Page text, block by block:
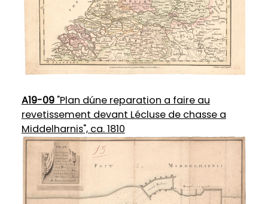
A19-09"Plan dúne reparation a faire au
revetissement devant Lécluse de chasse a
Middelharnis", ca. 1810